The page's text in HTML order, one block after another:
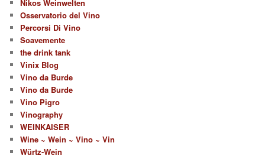
Nikos Weinwelten
Osservatorio del Vino
Percorsi Di Vino
Soavemente
the drink tank
Vinix Blog
Vino da Burde
Vino da Burde
Vino Pigro
Vinography
WEINKAISER
Wine ~ Wein ~ Vino ~ Vin
Würtz-Wein